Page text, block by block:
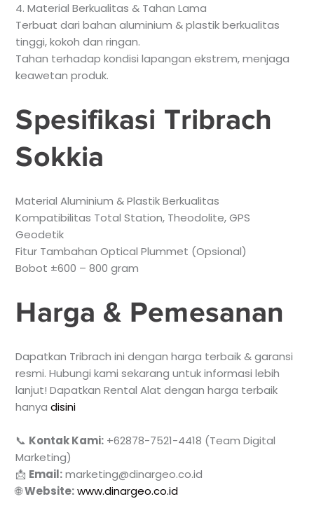
4. Material Berkualitas & Tahan Lama
Terbuat dari bahan aluminium & plastik berkualitas
tinggi, kokoh dan ringan.
Tahan terhadap kondisi lapangan ekstrem, menjaga
keawetan produk.
Spesifikasi Tribrach
Sokkia
Material Aluminium & Plastik Berkualitas
Kompatibilitas Total Station, Theodolite, GPS
Geodetik
Fitur Tambahan Optical Plummet (Opsional)
Bobot ±600 – 800 gram
Harga & Pemesanan
Dapatkan Tribrach ini dengan harga terbaik & garansi
resmi. Hubungi kami sekarang untuk informasi lebih
lanjut! Dapatkan Rental Alat dengan harga terbaik
hanyadisini
📞 Kontak Kami: +62878-7521-4418 (Team Digital
Marketing)
📩 Email:marketing@dinargeo.co.id
🌐Website: www.dinargeo.co.id